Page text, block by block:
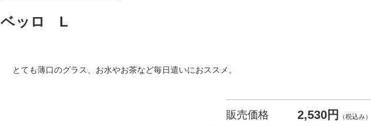
ベッロ L
とても薄口のグラス、お水やお茶など毎日遣いにおススメ。
販売価格 2,530円 （税込み）